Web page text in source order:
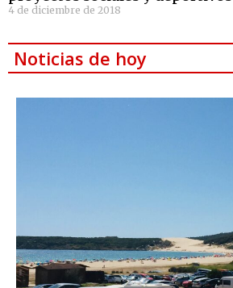
4 de diciembre de 2018
Noticias de hoy